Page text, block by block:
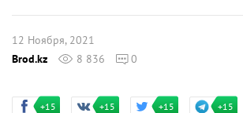
12 Ноября, 2021
Brod.kz
8 836 0
+15 +15 +15 +15